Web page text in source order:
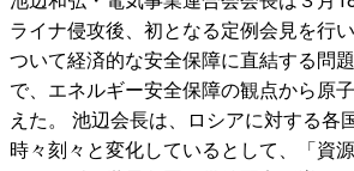
ライナ侵攻後、初となる定例会見を行
ついて経済的な安全保障に直結する問
で、エネルギー安全保障の観点から原
えた。 池辺会長は、ロシアに対する各
時々刻々と変化しているとして、「資